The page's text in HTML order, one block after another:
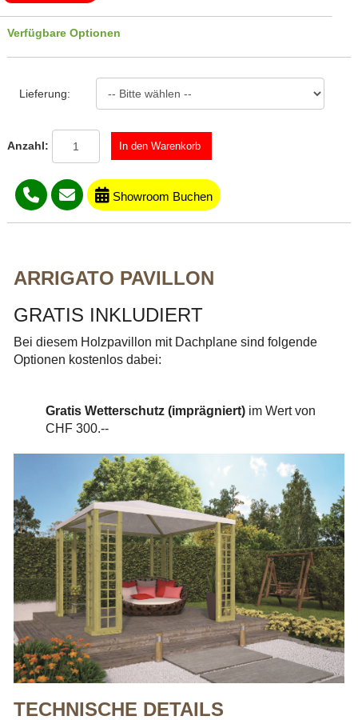
Verfügbare Optionen
Lieferung:
Anzahl:
Showroom Buchen
ARRIGATO PAVILLON
GRATIS INKLUDIERT
Bei diesem Holzpavillon mit Dachplane sind folgende
Optionen kostenlos dabei:
Gratis Wetterschutz (imprägniert) im Wert von
CHF 300.--
TECHNISCHE DETAILS